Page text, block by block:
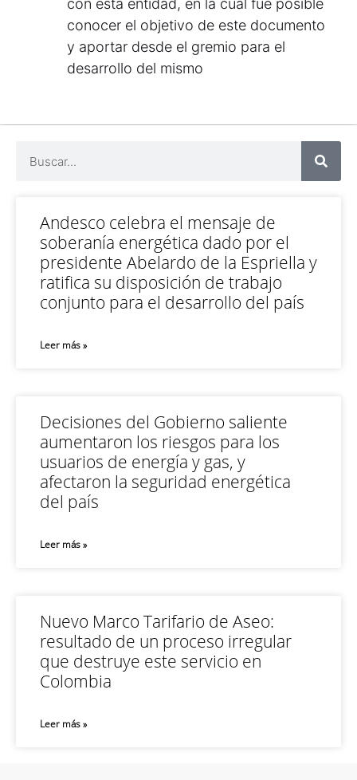
con esta entidad, en la cual fue posible
conocer el objetivo de este documento
y aportar desde el gremio para el
desarrollo del mismo
Andesco celebra el mensaje de
soberanía energética dado por el
presidente Abelardo de la Espriella y
ratifica su disposición de trabajo
conjunto para el desarrollo del país
Leer más »
Decisiones del Gobierno saliente
aumentaron los riesgos para los
usuarios de energía y gas, y
afectaron la seguridad energética
del país
Leer más »
Nuevo Marco Tarifario de Aseo:
resultado de un proceso irregular
que destruye este servicio en
Colombia
Leer más »